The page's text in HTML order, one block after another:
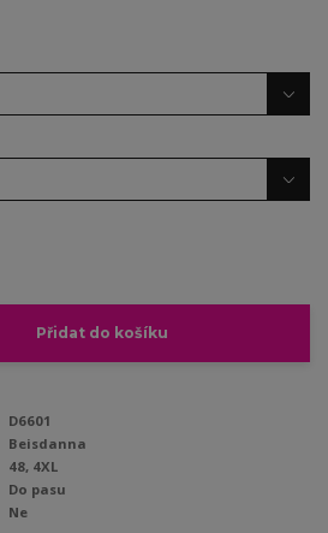
Přidat do košíku
D6601
Beisdanna
48, 4XL
Do pasu
Ne